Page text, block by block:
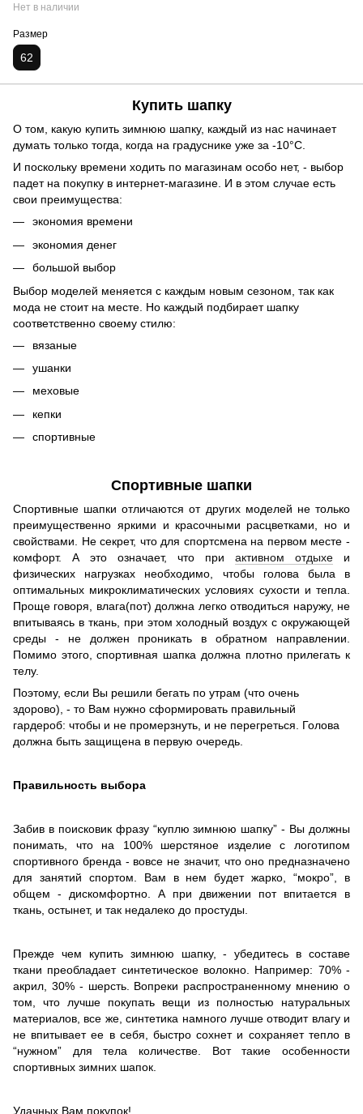
Нет в наличии
Размер
62
Купить шапку
О том, какую купить зимнюю шапку, каждый из нас начинает
думать только тогда, когда на градуснике уже за -10°C.
И поскольку времени ходить по магазинам особо нет, - выбор
падет на покупку в интернет-магазине. И в этом случае есть
свои преимущества:
экономия времени
экономия денег
большой выбор
Выбор моделей меняется с каждым новым сезоном, так как
мода не стоит на месте. Но каждый подбирает шапку
соответственно своему стилю:
вязаные
ушанки
меховые
кепки
спортивные
Спортивные шапки
Спортивные шапки отличаются от других моделей не только
преимущественно яркими и красочными расцветками, но и
свойствами. Не секрет, что для спортсмена на первом месте -
комфорт. А это означает, что при активном отдыхе и
физических нагрузках необходимо, чтобы голова была в
оптимальных микроклиматических условиях сухости и тепла.
Проще говоря, влага(пот) должна легко отводиться наружу, не
впитываясь в ткань, при этом холодный воздух с окружающей
среды - не должен проникать в обратном направлении.
Помимо этого, спортивная шапка должна плотно прилегать к
телу.
Поэтому, если Вы решили бегать по утрам (что очень
здорово), - то Вам нужно сформировать правильный
гардероб: чтобы и не промерзнуть, и не перегреться. Голова
должна быть защищена в первую очередь.
Правильность выбора
Забив в поисковик фразу “куплю зимнюю шапку” - Вы должны
понимать, что на 100% шерстяное изделие с логотипом
спортивного бренда - вовсе не значит, что оно предназначено
для занятий спортом. Вам в нем будет жарко, “мокро”, в
общем - дискомфортно. А при движении пот впитается в
ткань, остынет, и так недалеко до простуды.
Прежде чем купить зимнюю шапку, - убедитесь в составе
ткани преобладает синтетическое волокно. Например: 70% -
акрил, 30% - шерсть. Вопреки распространенному мнению о
том, что лучше покупать вещи из полностью натуральных
материалов, все же, синтетика намного лучше отводит влагу и
не впитывает ее в себя, быстро сохнет и сохраняет тепло в
“нужном” для тела количестве. Вот такие особенности
спортивных зимних шапок.
Удачных Вам покупок!